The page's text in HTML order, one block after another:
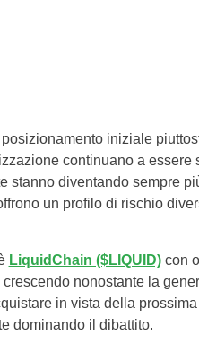
iniziale
continuano a essere
stanno diventando sempre
un profilo di rischio
LiquidChain ($LIQUID)con
nonostante la
in vista della
dominando il dibattito.